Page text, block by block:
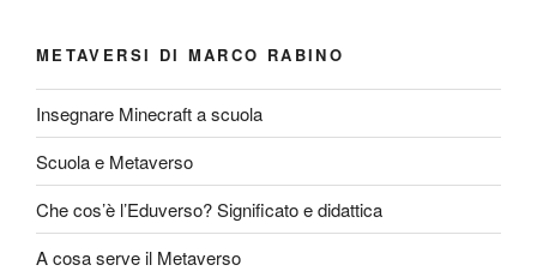
METAVERSI DI MARCO RABINO
Insegnare Minecraft a scuola
Scuola e Metaverso
Che cos’è l’Eduverso? Significato e didattica
A cosa serve il Metaverso